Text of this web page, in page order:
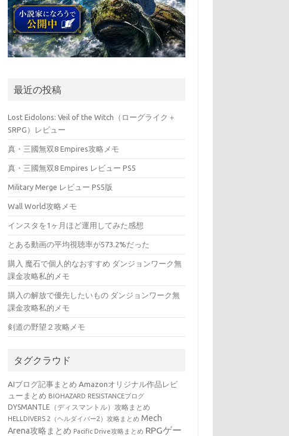
最近の投稿
Lost Eidolons: Veil of the Witch（ローグライク＋
SRPG）レビュー
真・三國無双8 Empires攻略メモ
真・三國無双8 Empires レビュー PS5
Military Merge レビュー PS5版
Wall World攻略メモ
インスタを1ヶ月ほど運用してみた感想
とある動画の平均視聴率が573.2%だった
購入 魔石で個人的なおすすめ ダンジョンワーク無
課金攻略私的メモ
購入の解放で優先したいもの ダンジョンワーク無
課金攻略私的メモ
剣道の野望２攻略メモ
タグクラウド
AIブログ記事まとめ Amazonオリジナル作品レビ
ューまとめ BIOHAZARD RESISTANCEブログ
DYSMANTLE（ディスマントル）攻略まとめ
HELLDIVERS 2（ヘルダイバー2）攻略まとめ Mech
Arena攻略まとめ Pacific Drive攻略まとめ RPGゲー